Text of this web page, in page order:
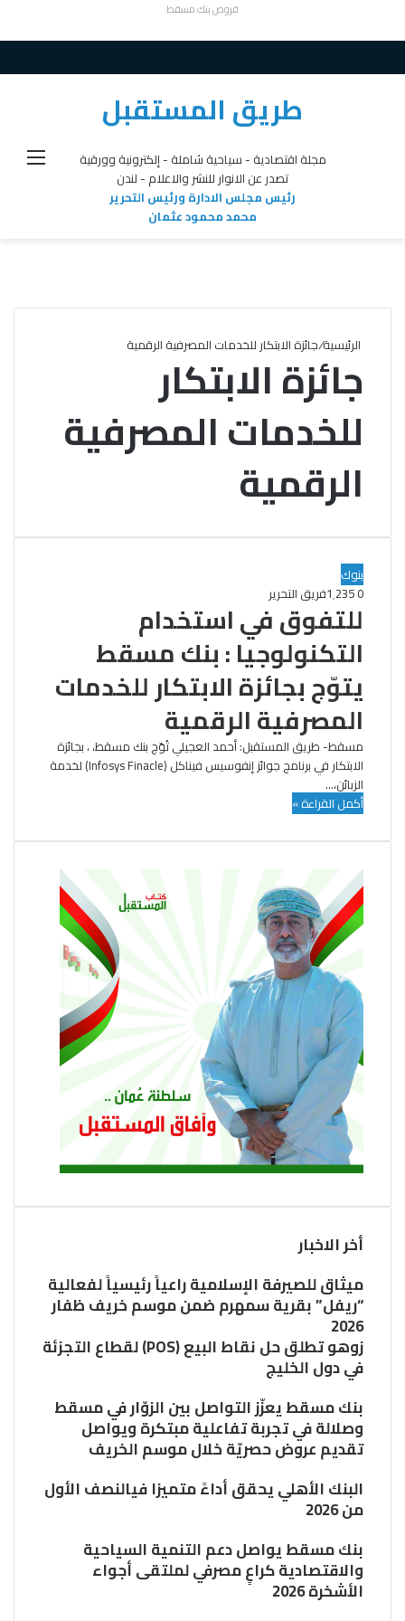
قروض بنك مسقط
طريق المستقبل
مجلة اقتصادية - سياحية شاملة - إلكترونية وورقية
تصدر عن الانوار للنشر والاعلام - لندن
رئيس مجلس الادارة ورئيس التحرير
محمد محمود عثمان
الرئيسية/جائزة الابتكار للخدمات المصرفية الرقمية
جائزة الابتكار
للخدمات المصرفية
الرقمية
بنوك
فريق التحرير
0
للتفوق في استخدام
التكنولوجيا : بنك مسقط
يتوّج بجائزة الابتكار للخدمات
المصرفية الرقمية
مسقط- طريق المستقبل: أحمد العجيلي تُوّج بنك مسقط، ، بجائزة
الابتكار في برنامج جوائز إنفوسيس فيناكل (Infosys Finacle) لخدمة
الزبائن،…
أكمل القراءة »
أخر الاخبار
ميثاق للصيرفة الإسلامية راعياً رئيسياً لفعالية
“ريفل” بقرية سمهرم ضمن موسم خريف ظفار
2026
زوهو تطلق حل نقاط البيع (POS) لقطاع التجزئة
في دول الخليج
بنك مسقط يعزّز التواصل بين الزوّار في مسقط
وصلالة في تجربة تفاعلية مبتكرة ويواصل
تقديم عروض حصريّة خلال موسم الخريف
البنك الأهلي يحقق أداءً متميزا فيالنصف الأول
من 2026
بنك مسقط يواصل دعم التنمية السياحية
والاقتصادية كراعٍ مصرفي لملتقى أجواء
الأشخرة 2026